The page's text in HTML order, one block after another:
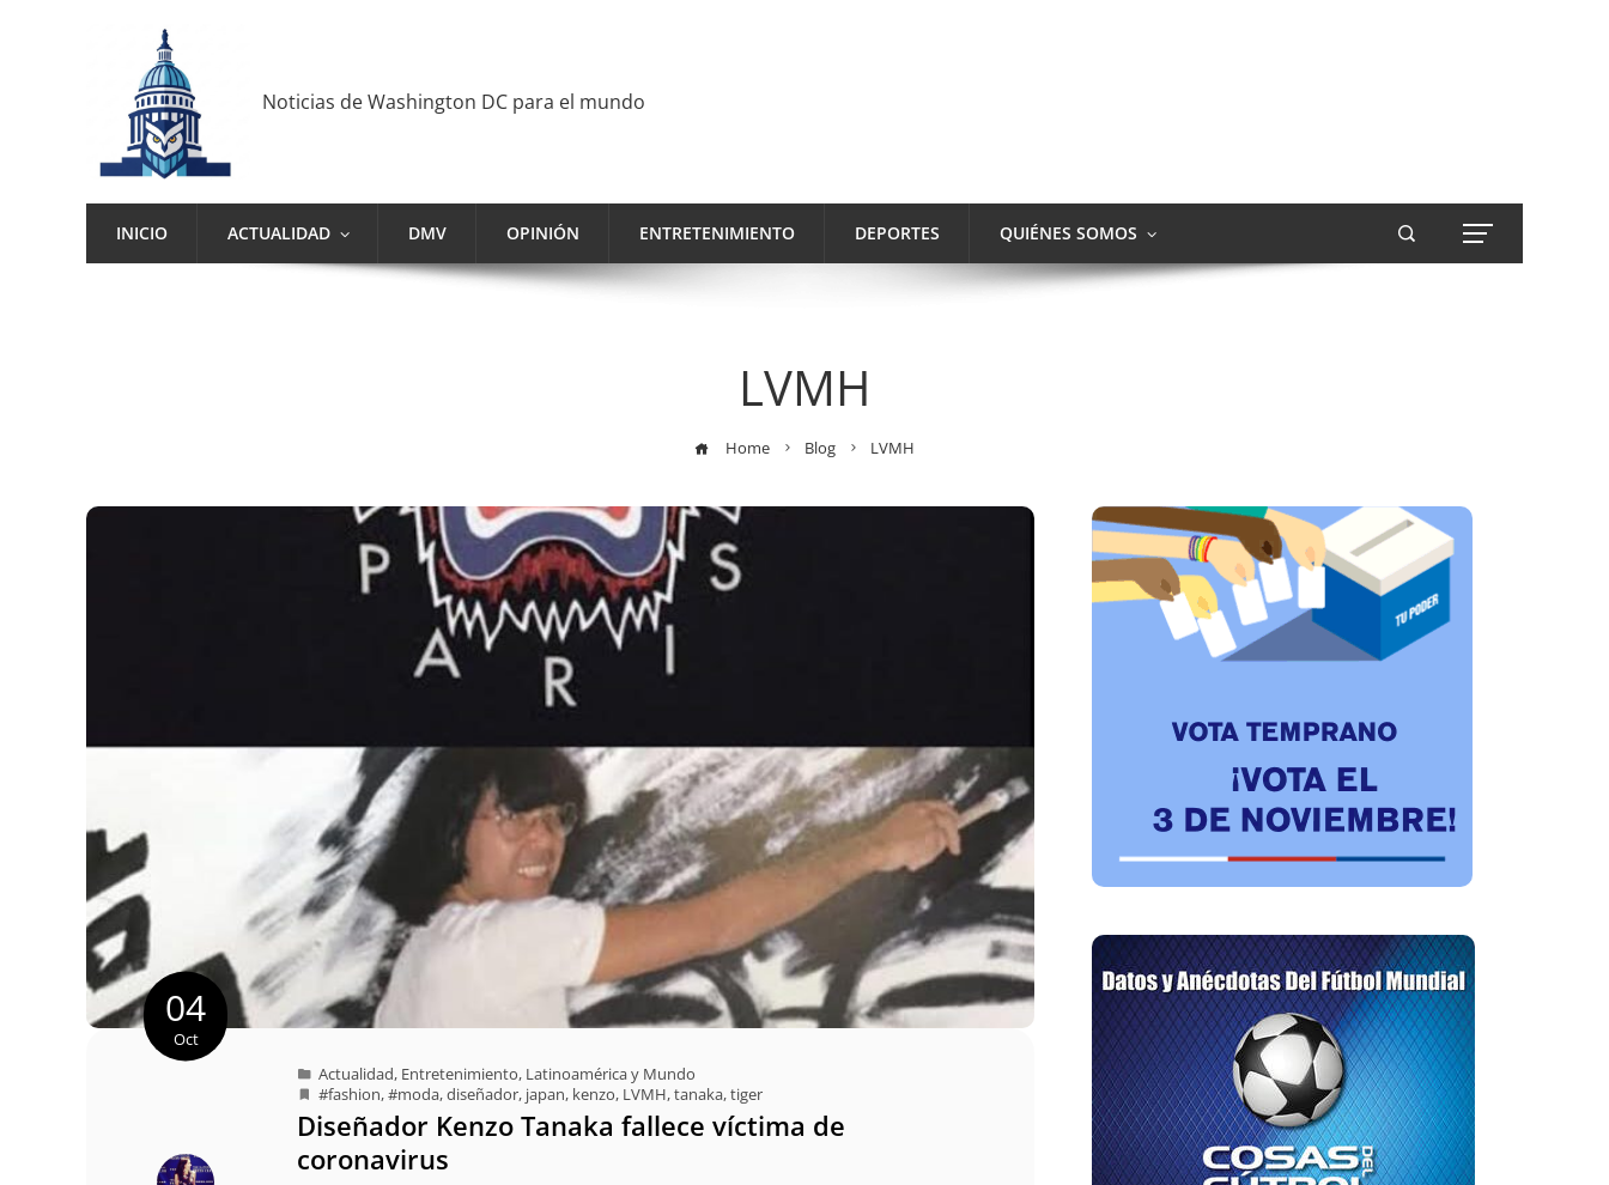
Noticias de Washington DC para el mundo
INICIO ACTUALIDAD DMV OPINIÓN ENTRETENIMIENTO DEPORTES QUIÉNES SOMOS
LVMH
Home Blog LVMH
04
Oct
Actualidad, Entretenimiento, Latinoamérica y Mundo
#fashion,#moda,diseñador, japan, kenzo, LVMH,tanaka,tiger
Diseñador Kenzo Tanaka fallece víctima de
coronavirus